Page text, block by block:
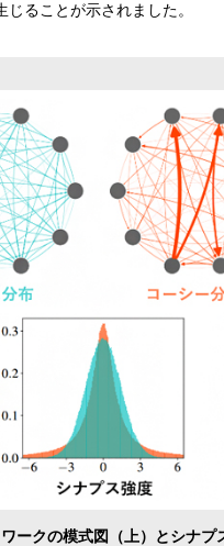
ることが示されました。
ークの模式図（上）とシナプ